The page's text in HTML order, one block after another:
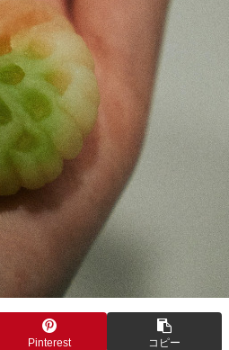
Pinterest コピー